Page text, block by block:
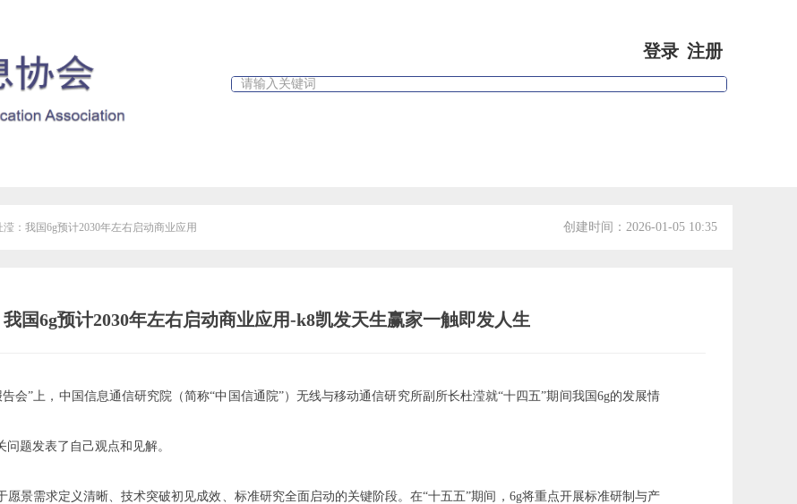
登录 注册
：我国6g预计2030年左右启动商业应用 创建时间： 2026-01-05 10:35
国6g预计2030年左右启动商业应用-k8凯发天生赢家一触即发人生
会”上，中国信息通信研究院（简称“中国信通院”）无线与移动通信研究所副所长杜滢就“十四五”期间我国6g的发展情
题发表了自己观点和见解。
愿景需求定义清晰、技术突破初见成效、标准研究全面启动的关键阶段。在“十五五”期间，6g将重点开展标准研制与产